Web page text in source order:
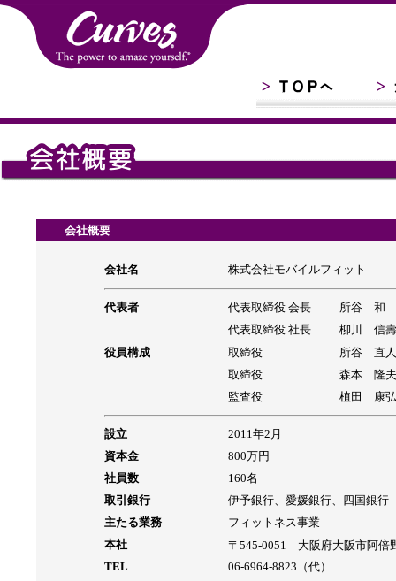
会社概要
会社名 株式会社モバイルフィット
代表者 代表取締役 会長
所谷 和
代表取締役 社長
柳川 信壽
役員構成
取締役
取締役
監査役
所谷 直人
森本 隆夫
植田 康弘
設立
2011年2月
資本金
800万円
社員数
160名
取引銀行
伊予銀行、愛媛銀行、四国銀行
主たる業務
フィットネス事業
本社
〒545-0051 大阪府大阪市阿倍
TEL
06-6964-8823（代）